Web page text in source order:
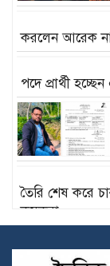
করলেন আরেক
পদে প্রার্থী
তৈরি শেষ করে
কৃষকরা
মাদক ব্যবসায়ী